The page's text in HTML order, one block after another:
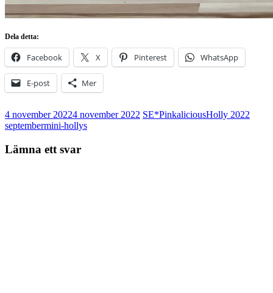
Dela detta:
Facebook X Pinterest WhatsApp
E-post Mer
4 november 20224 november 2022 SE*PinkaliciousHolly 2022
septembermini-hollys
Lämna ett svar